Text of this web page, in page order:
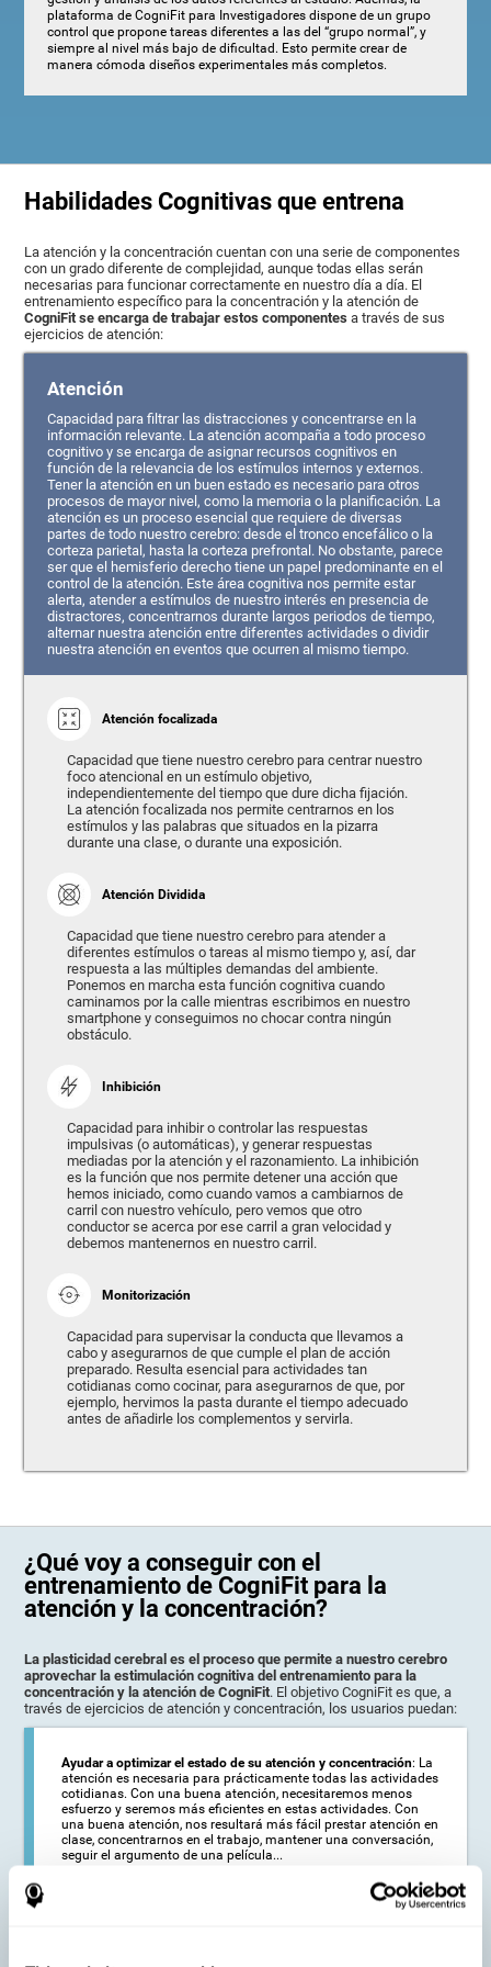
plataforma de CogniFit para Investigadores dispone de un grupo
control que propone tareas diferentes a las del “grupo normal”, y
siempre al nivel más bajo de dificultad. Esto permite crear de
manera cómoda diseños experimentales más completos.
Habilidades Cognitivas que entrena
La atención y la concentración cuentan con una serie de componentes
con un grado diferente de complejidad, aunque todas ellas serán
necesarias para funcionar correctamente en nuestro día a día. El
entrenamiento específico para la concentración y la atención de
CogniFit se encarga de trabajar estos componentes a través de sus
ejercicios de atención:
Atención
Capacidad para filtrar las distracciones y concentrarse en la
información relevante. La atención acompaña a todo proceso
cognitivo y se encarga de asignar recursos cognitivos en
función de la relevancia de los estímulos internos y externos.
Tener la atención en un buen estado es necesario para otros
procesos de mayor nivel, como la memoria o la planificación. La
atención es un proceso esencial que requiere de diversas
partes de todo nuestro cerebro: desde el tronco encefálico o la
corteza parietal, hasta la corteza prefrontal. No obstante, parece
ser que el hemisferio derecho tiene un papel predominante en el
control de la atención. Este área cognitiva nos permite estar
alerta, atender a estímulos de nuestro interés en presencia de
distractores, concentrarnos durante largos periodos de tiempo,
alternar nuestra atención entre diferentes actividades o dividir
nuestra atención en eventos que ocurren al mismo tiempo.
Atención focalizada
Capacidad que tiene nuestro cerebro para centrar nuestro
foco atencional en un estímulo objetivo,
independientemente del tiempo que dure dicha fijación.
La atención focalizada nos permite centrarnos en los
estímulos y las palabras que situados en la pizarra
durante una clase, o durante una exposición.
Atención Dividida
Capacidad que tiene nuestro cerebro para atender a
diferentes estímulos o tareas al mismo tiempo y, así, dar
respuesta a las múltiples demandas del ambiente.
Ponemos en marcha esta función cognitiva cuando
caminamos por la calle mientras escribimos en nuestro
smartphone y conseguimos no chocar contra ningún
obstáculo.
Inhibición
Capacidad para inhibir o controlar las respuestas
impulsivas (o automáticas), y generar respuestas
mediadas por la atención y el razonamiento. La inhibición
es la función que nos permite detener una acción que
hemos iniciado, como cuando vamos a cambiarnos de
carril con nuestro vehículo, pero vemos que otro
conductor se acerca por ese carril a gran velocidad y
debemos mantenernos en nuestro carril.
Monitorización
Capacidad para supervisar la conducta que llevamos a
cabo y asegurarnos de que cumple el plan de acción
preparado. Resulta esencial para actividades tan
cotidianas como cocinar, para asegurarnos de que, por
ejemplo, hervimos la pasta durante el tiempo adecuado
antes de añadirle los complementos y servirla.
¿Qué voy a conseguir con el
entrenamiento de CogniFit para la
atención y la concentración?
La plasticidad cerebral es el proceso que permite a nuestro cerebro
aprovechar la estimulación cognitiva del entrenamiento para la
concentración y la atención de CogniFit. El objetivo CogniFit es que, a
través de ejercicios de atención y concentración, los usuarios puedan:
Ayudar a optimizar el estado de su atención y concentración: La
atención es necesaria para prácticamente todas las actividades
cotidianas. Con una buena atención, necesitaremos menos
esfuerzo y seremos más eficientes en estas actividades. Con
una buena atención, nos resultará más fácil prestar atención en
clase, concentrarnos en el trabajo, mantener una conversación,
seguir el argumento de una película...